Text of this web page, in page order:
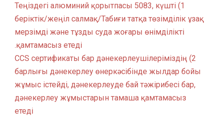
1) Теңіздегі алюминий қорытпасы 5083, күшті
беріктік/жеңіл салмақ/Табиғи татқа төзімділік ұзақ
мерзімді және тұзды суда жоғары өнімділікті
қамтамасыз етеді.
2) CCS сертификаты бар дәнекерлеушілеріміздің
барлығы дәнекерлеу өнеркәсібінде жылдар бойы
жұмыс істейді, дәнекерлеуде бай тәжірибесі бар,
дәнекерлеу жұмыстарын тамаша қамтамасыз
етеді